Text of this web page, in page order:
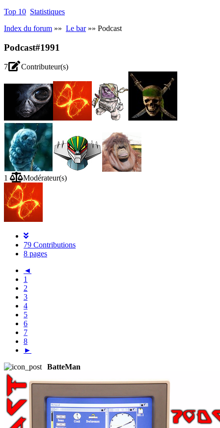
Top 10 Statistiques
Index du forum »» Le bar»» Podcast
Podcast#1991
7 Contributeur(s)
1 Modérateur(s)
79 Contributions
8 pages
◄
1
2
3
4
5
6
7
8
►
BatteMan